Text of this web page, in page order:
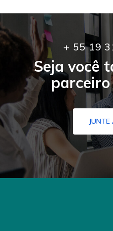
+ 55 19
Seja você
JUNTE